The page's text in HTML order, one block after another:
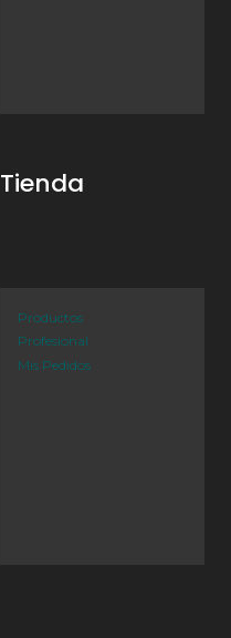
Tienda
Productos
Profesional
Mis Pedidos